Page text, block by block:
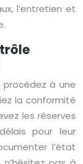
l’entretien et
à une
la conformité
les réserves
pour leur
l’état